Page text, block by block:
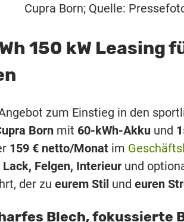
Cupra Born; Quelle:
150 kW Leasing
zum Einstieg in den
Born mit 60-kWh-Akku und
159 € netto/Monat im
Lack, Felgen, Interieur und
der zu eurem Stil und euren
Blech, fokussierte